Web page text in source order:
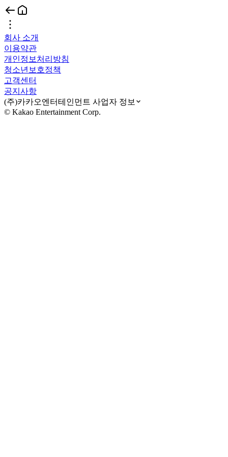
회사 소개
이용약관
개인정보처리방침
청소년보호정책
고객센터
공지사항
(주)카카오엔터테인먼트 사업자 정보
© Kakao Entertainment Corp.